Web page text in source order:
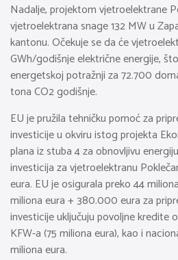
Nadalje, projektom vjetroelektrane
vjetroelektrana snage 132 MW u
kantonu. Očekuje se da će
GWh/godišnje električne energije,
energetskoj potražnji za 72.700
tona CO2 godišnje.
EU je pružila tehničku pomoć za
investicije u okviru istog projekta
plana iz stuba 4 za obnovljivu
investicija za vjetroelektranu
eura. EU je osigurala preko 44
miliona eura + 380.000 eura za
investicije uključuju povoljne kredite
KFW-a (75 miliona eura), kao i
miliona eura.